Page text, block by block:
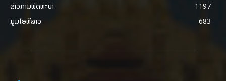
ຂ່າວການພັດທະນາ
1197
ມູມໄອທີລາວ
683